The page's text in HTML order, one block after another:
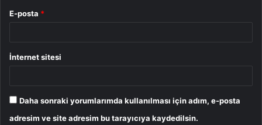
E-posta *
İnternet sitesi
Daha sonraki yorumlarımda kullanılması için adım, e-posta
adresim ve site adresim bu tarayıcıya kaydedilsin.